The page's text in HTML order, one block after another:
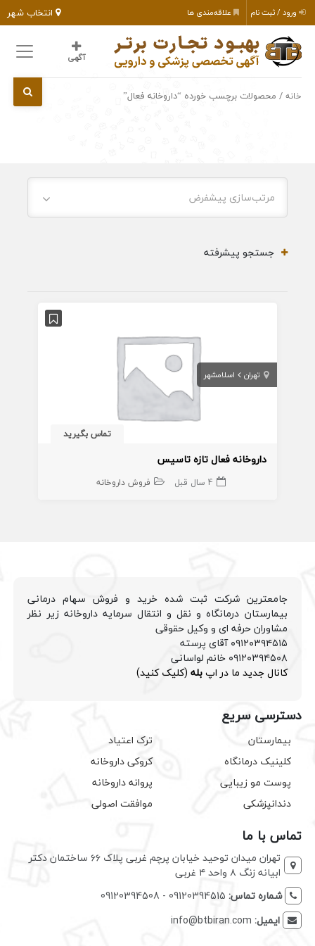
انتخاب شهر ورود / ثبت نام علاقه‌مندی ها
آگهی
خانه / محصولات برچسب خورده “داروخانه فعال”
مرتب‌سازی پیشفرض
جستجو پیشرفته
تهران اسلامشهر
تماس بگیرید
داروخانه فعال تازه تاسیس
4 سال قبل فروش داروخانه
جامعترین شرکت ثبت شده خرید و فروش سهام درمانی
بیمارستان درمانگاه و نقل و انتقال سرمایه داروخانه زیر نظر
مشاوران حرفه ای و وکیل حقوقی
۰۹۱۲۰۳۹۴۵۱۵ آقای پرسته
۰۹۱۲۰۳۹۴۵۰۸ خانم لواسانی
کانال جدید ما در اپبله (کلیک کنید)
دسترسی سریع
بیمارستان
کلینیک درمانگاه
پوست مو زیبایی
دندانپزشکی
ترک اعتیاد
کروکی داروخانه
پروانه داروخانه
موافقت اصولی
تماس با ما
تهران میدان توحید خیابان پرچم غربی پلاک ۶۶ ساختمان دکتر
ابیانه زنگ ۸ واحد ۴ غربی
شماره تماس: 09120394515 - 09120394508
ایمیل: info@btbiran.com